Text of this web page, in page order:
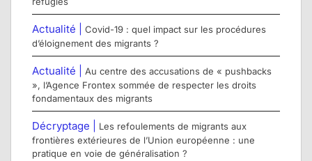
Actualité | Covid-19 : quel impact sur les procédures
d’éloignement des migrants ?
Actualité | Au centre des accusations de « pushbacks
», l’Agence Frontex sommée de respecter les droits
fondamentaux des migrants
Décryptage |
Les refoulements de migrants aux
frontières extérieures de l’Union européenne : une
pratique en voie de généralisation ?